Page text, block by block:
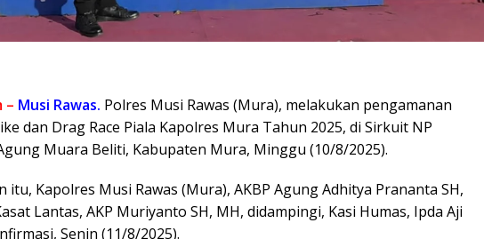
– Musi Rawas. Polres Musi Rawas (Mura), melakukan pengamanan
dan Drag Race Piala Kapolres Mura Tahun 2025, di Sirkuit NP
Muara Beliti, Kabupaten Mura, Minggu (10/8/2025).
itu, Kapolres Musi Rawas (Mura), AKBP Agung Adhitya Prananta SH,
Lantas, AKP Muriyanto SH, MH, didampingi, Kasi Humas, Ipda Aji
Senin (11/8/2025).